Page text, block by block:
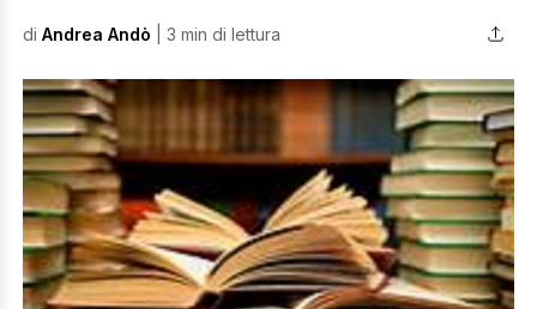
di Andrea Andò | 3 min di lettura